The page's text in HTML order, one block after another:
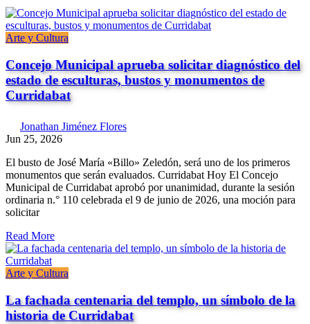
Arte y Cultura
Concejo Municipal aprueba solicitar diagnóstico del
estado de esculturas, bustos y monumentos de
Curridabat
Jonathan Jiménez Flores
Jun 25, 2026
El busto de José María «Billo» Zeledón, será uno de los primeros
monumentos que serán evaluados. Curridabat Hoy El Concejo
Municipal de Curridabat aprobó por unanimidad, durante la sesión
ordinaria n.° 110 celebrada el 9 de junio de 2026, una moción para
solicitar
Read More
Arte y Cultura
La fachada centenaria del templo, un símbolo de la
historia de Curridabat